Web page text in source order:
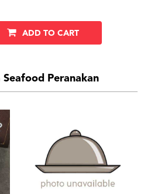
ADD TO CART
Peranakan